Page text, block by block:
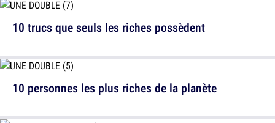
10 trucs que seuls les riches possèdent
10 personnes les plus riches de la planète